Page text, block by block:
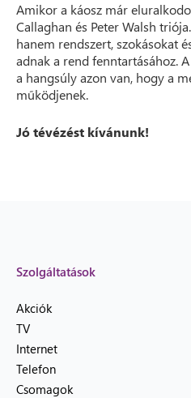
Amikor a káosz már
Callaghan és Peter Walsh
hanem rendszert, szokásokat
adnak a rend fenntartásához.
a hangsúly azon van, hogy a
működjenek.
Jó tévézést kívánunk!
Szolgáltatások
Akciók
TV
Internet
Telefon
Csomagok